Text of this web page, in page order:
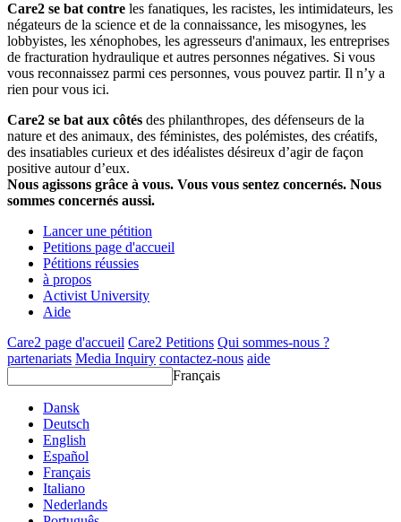
Care2 se bat contre les fanatiques, les racistes, les intimidateurs, les
négateurs de la science et de la connaissance, les misogynes, les
lobbyistes, les xénophobes, les agresseurs d'animaux, les entreprises
de fracturation hydraulique et autres personnes négatives. Si vous
vous reconnaissez parmi ces personnes, vous pouvez partir. Il n’y a
rien pour vous ici.
Care2 se bat aux côtés des philanthropes, des défenseurs de la
nature et des animaux, des féministes, des polémistes, des créatifs,
des insatiables curieux et des idéalistes désireux d’agir de façon
positive autour d’eux.
Nous agissons grâce à vous. Vous vous sentez concernés. Nous
sommes concernés aussi.
Lancer une pétition
Petitions page d'accueil
Pétitions réussies
à propos
Activist University
Aide
Care2 page d'accueil Care2 Petitions Qui sommes-nous ?
partenariats Media Inquiry contactez-nous aide
Français
Dansk
Deutsch
English
Español
Français
Italiano
Nederlands